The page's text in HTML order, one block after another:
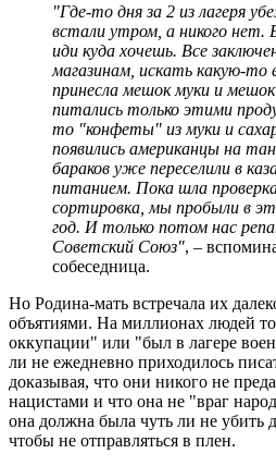
"Где-то дня за 2 из лагеря
встали утром, а никого
иди куда хочешь. Все
магазинам, искать какую-
принесла мешок муки и
питались только этими
то "конфеты" из муки и
появились американцы на
бараков уже переселили в
питанием. Пока шла
сортировка, мы пробыли в
год. И только потом нас
Советский Союз", –
собеседница.
Но Родина-мать встречала их
объятиями. На миллионах людей
оккупации" или "был в лагере
ли не ежедневно приходилось
доказывая, что они никого не
нацистами и что она не "враг
она должна была чуть ли не убить
чтобы не отправляться в плен.